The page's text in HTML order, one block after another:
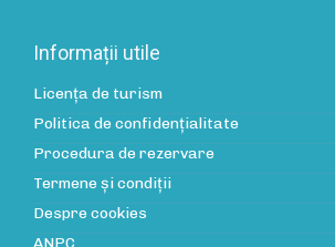
Informații utile
Licența de turism
Politica de confidenţialitate
Procedura de rezervare
Termene și condiții
Despre cookies
ANPC